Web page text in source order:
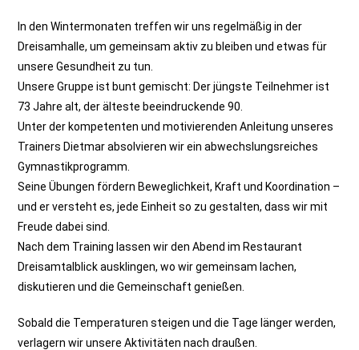
In den Wintermonaten treffen wir uns regelmäßig in der
Dreisamhalle, um gemeinsam aktiv zu bleiben und etwas für
unsere Gesundheit zu tun.
Unsere Gruppe ist bunt gemischt: Der jüngste Teilnehmer ist
73 Jahre alt, der älteste beeindruckende 90.
Unter der kompetenten und motivierenden Anleitung unseres
Trainers Dietmar absolvieren wir ein abwechslungsreiches
Gymnastikprogramm.
Seine Übungen fördern Beweglichkeit, Kraft und Koordination –
und er versteht es, jede Einheit so zu gestalten, dass wir mit
Freude dabei sind.
Nach dem Training lassen wir den Abend im Restaurant
Dreisamtalblick ausklingen, wo wir gemeinsam lachen,
diskutieren und die Gemeinschaft genießen.
Sobald die Temperaturen steigen und die Tage länger werden,
verlagern wir unsere Aktivitäten nach draußen.